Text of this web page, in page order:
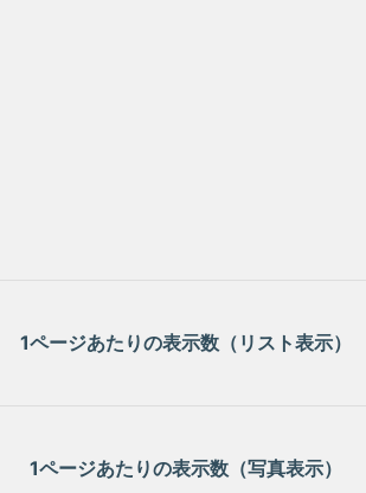
1ページあたりの表示数（リスト表示）
1ページあたりの表示数（写真表示）